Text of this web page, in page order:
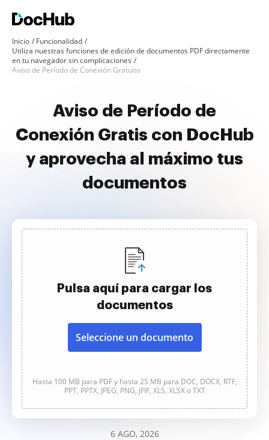
Inicio
Funcionalidad
Utiliza nuestras funciones de edición de documentos PDF directamente
en tu navegador sin complicaciones
Aviso de Período de Conexión Gratuito
Aviso de Período de
Conexión Gratis con DocHub
y aprovecha al máximo tus
documentos
Pulsa aquí para cargar los
documentos
Seleccione un documento
Hasta 100 MB para PDF y hasta 25 MB para DOC, DOCX, RTF,
PPT, PPTX, JPEG, PNG, JFIF, XLS, XLSX o TXT
6 AGO, 2026